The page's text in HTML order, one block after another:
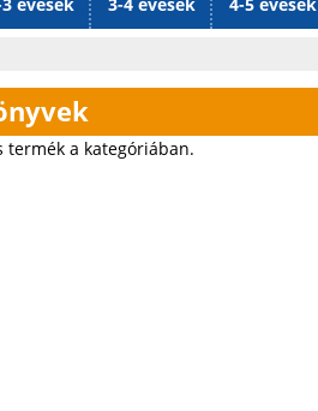
termék a kategóriában.